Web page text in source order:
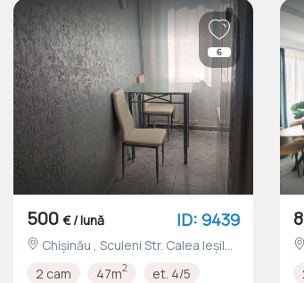
6
500 € / lună ID: 9439
2 cam 47m2 et. 4/5